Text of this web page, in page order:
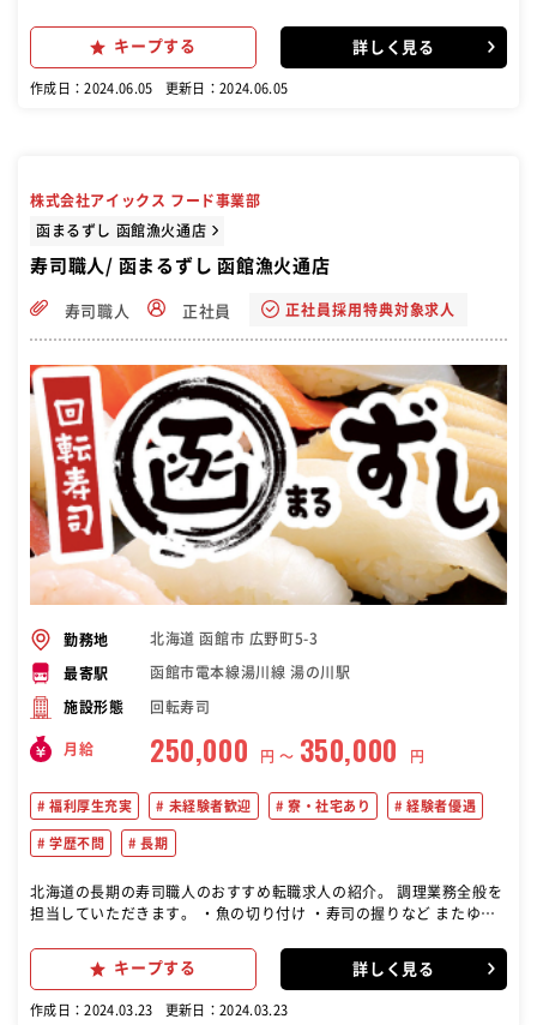
運営に関するあらゆる業務を行って頂きます。 ●「花咲学校」という
研修プログラムがありますので、店舗でのOJTと並行しながら知識と
たい未経験の方など、活躍されています。主任、店長とスピード感を
キープする 詳しく見る
作成日：2024.06.05 更新日：2024.06.05
株式会社アイックス フード事業部
函まるずし 函館漁火通店
寿司職人/ 函まるずし 函館漁火通店
寿司職人 正社員 正社員採用特典対象求人
勤務地 北海道 函館市 広野町5-3
最寄駅 函館市電本線湯川線 湯の川駅
施設形態 回転寿司
月給 250,000 円 〜 350,000 円
福利厚生充実 未経験者歓迎 寮・社宅あり 経験者優遇
学歴不問 長期
北海道の長期の寿司職人のおすすめ転職求人の紹介。 調理業務全般を
担当していただきます。 ・魚の切り付け ・寿司の握りなど またゆく
ていただきます。 （安心POINT★） 基本的に店舗には複数社員を配
置しています。 自分以外はアルバイトだけということがないので 一人
経験の方には研修専門スタッフが指導します。 その後、料理長のもと
キープする 詳しく見る
作成日：2024.03.23 更新日：2024.03.23